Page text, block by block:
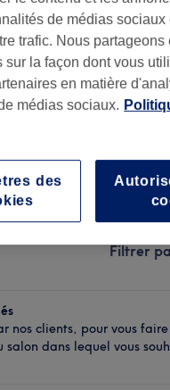
Toutes les prestations
Filtrer
nos clients, pour vous
dans lequel vous
de médias sociaux
trafic. Nous partageons
sur la façon dont vous
en matière
médias sociaux.
des